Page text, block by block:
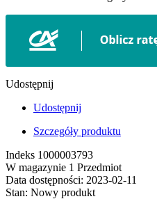
Udostępnij
Udostępnij
Szczegóły produktu
Indeks 1000003793
W magazynie 1 Przedmiot
Data dostępności: 2023-02-11
Stan: Nowy produkt